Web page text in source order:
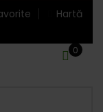
Hartă
0